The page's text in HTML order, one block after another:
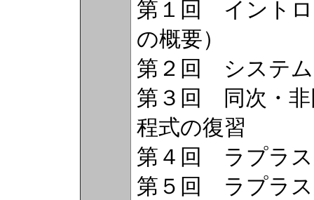
第１回 イントロ
の概要）
第２回 システ
第３回 同次・非
程式の復習
第４回 ラプラ
第５回 ラプラス